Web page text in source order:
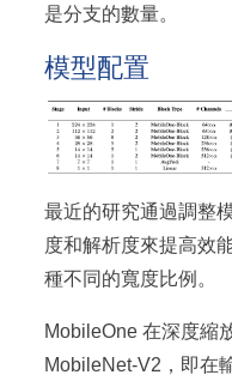
是分支的數量。
模型配置
最近的研究通過調整
度和解析度來提高效
種不同的寬度比例。
MobileOne 在深度縮
MobileNet-V2，即在